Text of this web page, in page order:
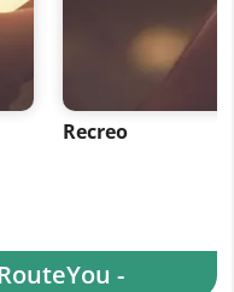
Recreo
-